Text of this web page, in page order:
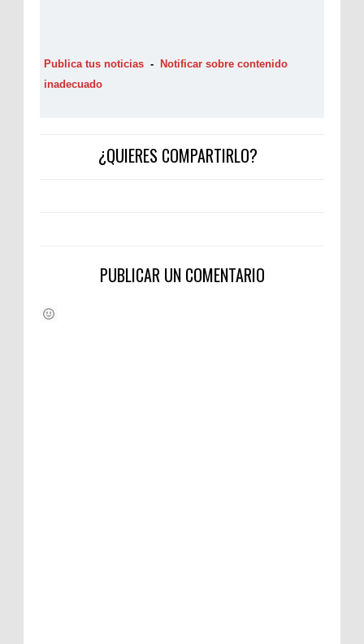
Publica tus noticias - Notificar sobre contenido
inadecuado
¿QUIERES COMPARTIRLO?
PUBLICAR UN COMENTARIO